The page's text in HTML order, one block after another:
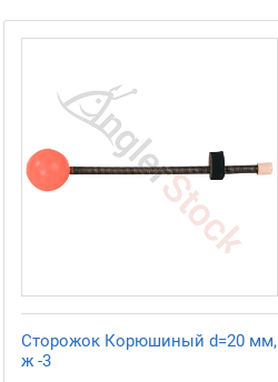
Сторожок Корюшиный d=20 мм,
ж -3